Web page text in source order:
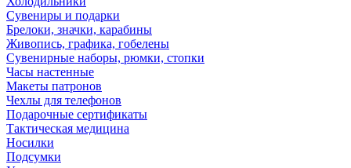
Сувениры и подарки
Брелоки, значки, карабины
Живопись, графика, гобелены
Сувенирные наборы, рюмки, стопки
Часы настенные
Макеты патронов
Чехлы для телефонов
Подарочные сертификаты
Тактическая медицина
Носилки
Подсумки